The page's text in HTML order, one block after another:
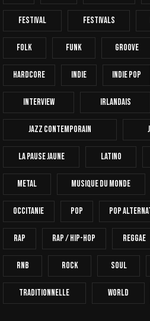
FESTIVAL Festivals
Folk Funk Groove
Hardcore INDIE Indie Pop
Interview Irlandais
Jazz Contemporain
La Pause Jaune Latino
Metal Musique Du Monde
Occitanie Pop Pop
Rap Rap / Hip-Hop Reggae
RnB Rock Soul
Traditionnelle World